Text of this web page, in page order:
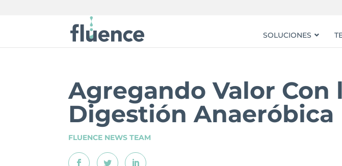
SOLUCIONES
Agregando Valor Con
Digestión Anaeróbica
FLUENCE NEWS TEAM